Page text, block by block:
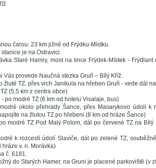
čarou: 23 km jižně od Frýdku-Místku.
je na Ostravici.
Staré Hamry, most na lince Frýdek-Místek -
Vás provede Naučná stezka Gruň – Bílý Kříž.
žluté TZ, přes vrch Janikula na hřeben Gruň - vede dál
(5,5 km z centra obce)
po modré TZ (6 km od hotelu Visalaje, bus)
okolo přehrady Šance, přes Masarykovo údolí
na žlutou TZ po hřebeni (8 km od hráze Šance)
modré TZ Pod Malý Polom, dál po červené TZ na
k rozcestí údolí Slaviče, dál po zelené TZ,
hráze v. n. Morávka)
č. 6181.
do Starých Hamer, na Gruni je placené parkoviště (v